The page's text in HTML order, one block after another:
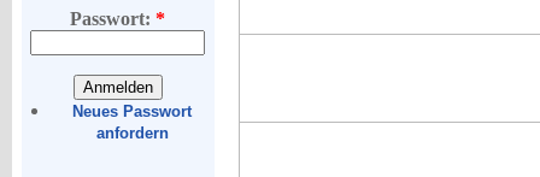
Passwort:*
Neues Passwort
anfordern